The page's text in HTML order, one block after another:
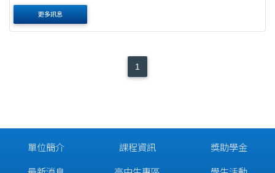
優秀人才赴荷蘭 投入與 環境、永續能源等相關領域，如：教
育、工程、管理、設計、法制與政策....
更多訊息
1
單位簡介 課程資訊 獎助學金